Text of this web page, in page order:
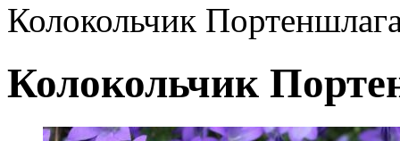
Колокольчик
Колокольчик